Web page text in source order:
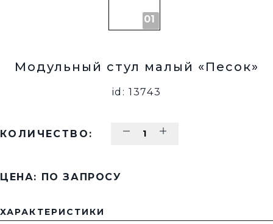
Модульный стул малый «Песок»
id: 13743
КОЛИЧЕСТВО:
ЦЕНА: ПО ЗАПРОСУ
ХАРАКТЕРИСТИКИ